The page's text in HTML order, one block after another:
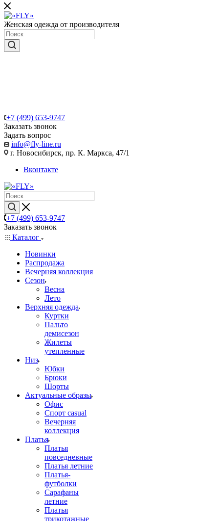
Женская одежда от производителя
+7 (499) 653-9747
Заказать звонок
Задать вопрос
info@fly-line.ru
г. Новосибирск, пр. К. Маркса, 47/1
Вконтакте
+7 (499) 653-9747
Заказать звонок
Каталог
Новинки
Распродажа
Вечерняя коллекция
Сезон
Весна
Лето
Верхняя одежда
Куртки
Пальто
демисезон
Жилеты
утепленные
Низ
Юбки
Брюки
Шорты
Актуальные образы
Офис
Спорт casual
Вечерняя
коллекция
Платья
Платья
повседневные
Платья летние
Платья-
футболки
Сарафаны
летние
Платья
трикотажные